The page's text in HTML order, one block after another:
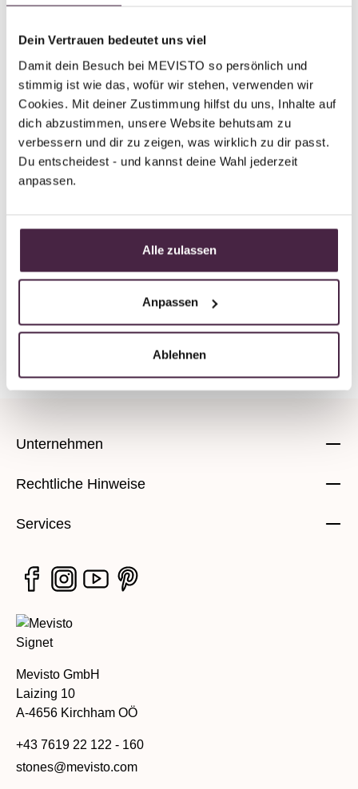
Dein Vertrauen bedeutet uns viel
Damit dein Besuch bei MEVISTO so persönlich und
stimmig ist wie das, wofür wir stehen, verwenden wir
Cookies. Mit deiner Zustimmung hilfst du uns, Inhalte auf
dich abzustimmen, unsere Website behutsam zu
verbessern und dir zu zeigen, was wirklich zu dir passt.
Du entscheidest - und kannst deine Wahl jederzeit
anpassen.
Alle zulassen
Anpassen
Ablehnen
Partner ohne Zertifizierung
Humanbestattung
Bestattungen Schlagwein Inh. Karl-Heinz
Schlagwein
Teterower Ring 43
Unternehmen
Rechtliche Hinweise
Services
Mevisto GmbH
Laizing 10
A-4656 Kirchham OÖ
+43 7619 22 122 - 160
stones@mevisto.com